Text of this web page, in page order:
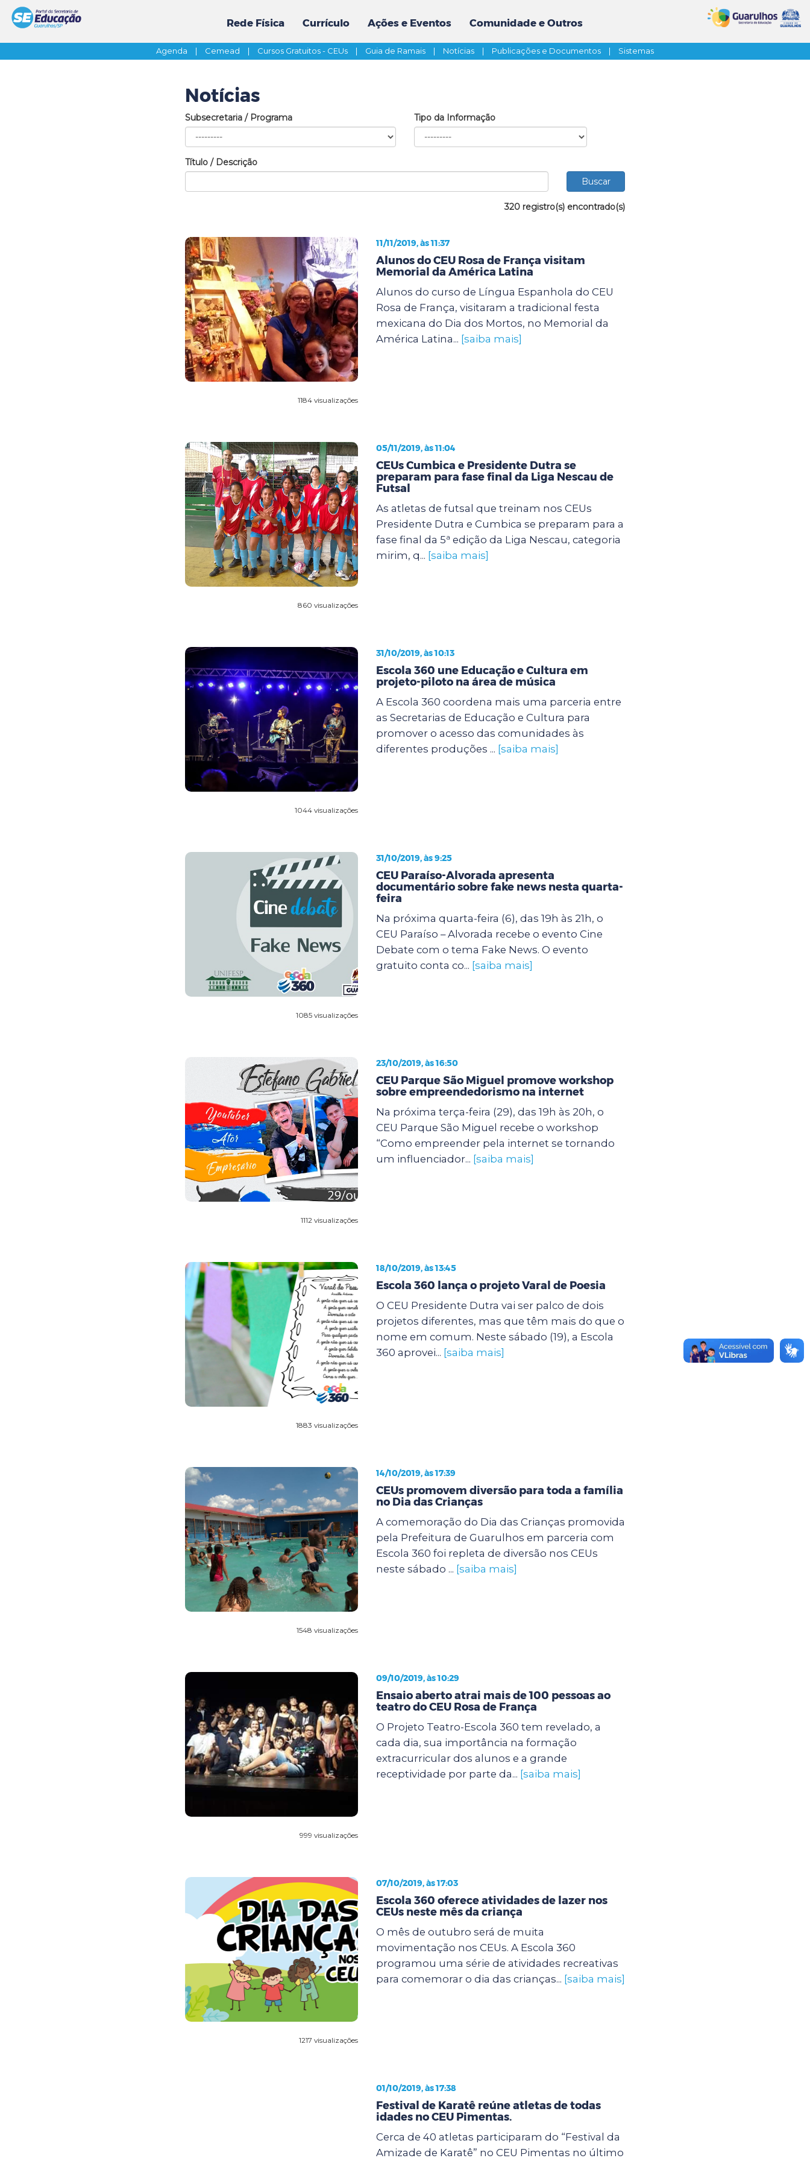
Rede Física Currículo Ações e Eventos Comunidade e Outros
Agenda | Cemead | Cursos Gratuitos - CEUs | Guia de Ramais | Notícias | Publicações e Documentos | Sistemas
Notícias
Subsecretaria / Programa Tipo da Informação
Título / Descrição
320 registro(s) encontrado(s)
1184 visualizações
11/11/2019, às 11:37
Alunos do CEU Rosa de França visitam
Memorial da América Latina
Alunos do curso de Língua Espanhola do CEU
Rosa de França, visitaram a tradicional festa
mexicana do Dia dos Mortos, no Memorial da
América Latina... [saiba mais]
860 visualizações
05/11/2019, às 11:04
CEUs Cumbica e Presidente Dutra se
preparam para fase final da Liga Nescau de
Futsal
As atletas de futsal que treinam nos CEUs
Presidente Dutra e Cumbica se preparam para a
fase final da 5ª edição da Liga Nescau, categoria
mirim, q... [saiba mais]
1044 visualizações
31/10/2019, às 10:13
Escola 360 une Educação e Cultura em
projeto-piloto na área de música
A Escola 360 coordena mais uma parceria entre
as Secretarias de Educação e Cultura para
promover o acesso das comunidades às
diferentes produções ... [saiba mais]
1085 visualizações
31/10/2019, às 9:25
CEU Paraíso-Alvorada apresenta
documentário sobre fake news nesta quarta-
feira
Na próxima quarta-feira (6), das 19h às 21h, o
CEU Paraíso – Alvorada recebe o evento Cine
Debate com o tema Fake News. O evento
gratuito conta co... [saiba mais]
1112 visualizações
23/10/2019, às 16:50
CEU Parque São Miguel promove workshop
sobre empreendedorismo na internet
Na próxima terça-feira (29), das 19h às 20h, o
CEU Parque São Miguel recebe o workshop
“Como empreender pela internet se tornando
um influenciador... [saiba mais]
1883 visualizações
18/10/2019, às 13:45
Escola 360 lança o projeto Varal de Poesia
O CEU Presidente Dutra vai ser palco de dois
projetos diferentes, mas que têm mais do que o
nome em comum. Neste sábado (19), a Escola
360 aprovei... [saiba mais]
1548 visualizações
14/10/2019, às 17:39
CEUs promovem diversão para toda a família
no Dia das Crianças
A comemoração do Dia das Crianças promovida
pela Prefeitura de Guarulhos em parceria com
Escola 360 foi repleta de diversão nos CEUs
neste sábado ... [saiba mais]
999 visualizações
09/10/2019, às 10:29
Ensaio aberto atrai mais de 100 pessoas ao
teatro do CEU Rosa de França
O Projeto Teatro-Escola 360 tem revelado, a
cada dia, sua importância na formação
extracurricular dos alunos e a grande
receptividade por parte da... [saiba mais]
1217 visualizações
07/10/2019, às 17:03
Escola 360 oferece atividades de lazer nos
CEUs neste mês da criança
O mês de outubro será de muita
movimentação nos CEUs. A Escola 360
programou uma série de atividades recreativas
para comemorar o dia das crianças... [saiba mais]
01/10/2019, às 17:38
Festival de Karatê reúne atletas de todas
idades no CEU Pimentas.
Cerca de 40 atletas participaram do “Festival da
Amizade de Karatê” no CEU Pimentas no último